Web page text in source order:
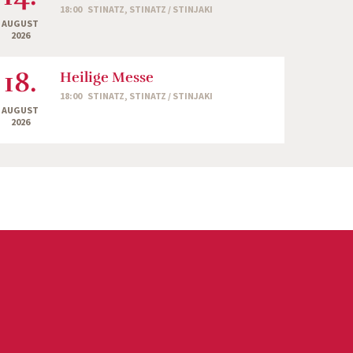
AUGUST
2026
18:00 STINATZ, STINATZ / STINJAKI
18.
AUGUST
2026
Heilige Messe
18:00 STINATZ, STINATZ / STINJAKI